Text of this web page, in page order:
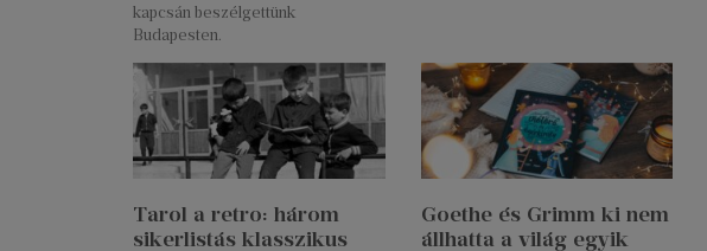
kapcsán beszélgettünk
Budapesten.
Tarol a retro: három
sikerlistás klasszikus
Goethe és Grimm ki nem
állhatta a világ egyik